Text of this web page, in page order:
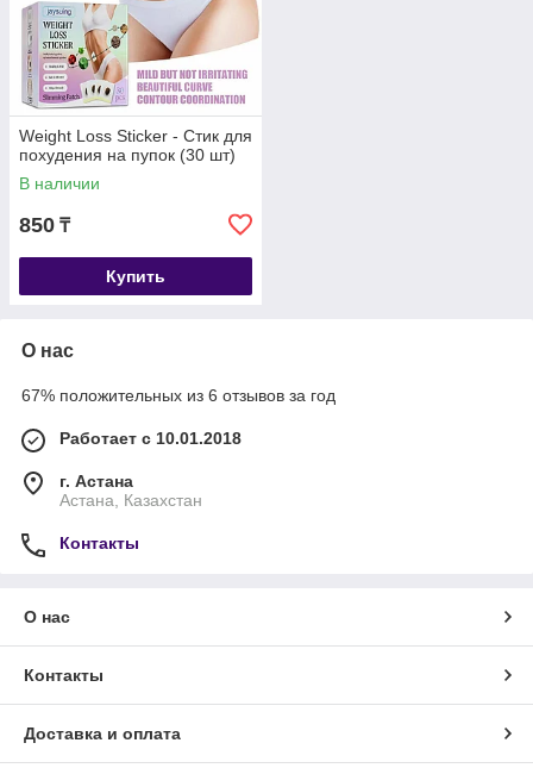
Weight Loss Sticker - Стик для
похудения на пупок (30 шт)
В наличии
850 ₸
Купить
О нас
67% положительных из 6 отзывов за год
Работает с 10.01.2018
г. Астана
Астана, Казахстан
Контакты
О нас
Контакты
Доставка и оплата